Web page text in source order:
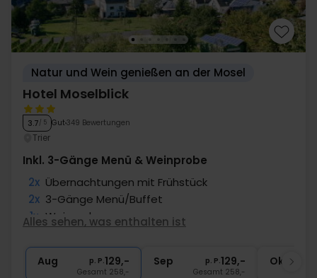
Natur und Wein genießen an der Mosel
Hotel Moselblick
3.7/ 5 Gut 349 Bewertungen
Trier
Inkl. 3-Gänge Menü & Weinprobe
2x Übernachtungen mit Frühstück
2x 3-Gänge Menü/Buffet
1x Weinprobe
1x Abschiedsgeschenk
Alles sehen, was enthalten ist
Aug p. P.129,-
Gesamt 258,-
Sep p. P.129,-
Gesamt 258,-
Okt